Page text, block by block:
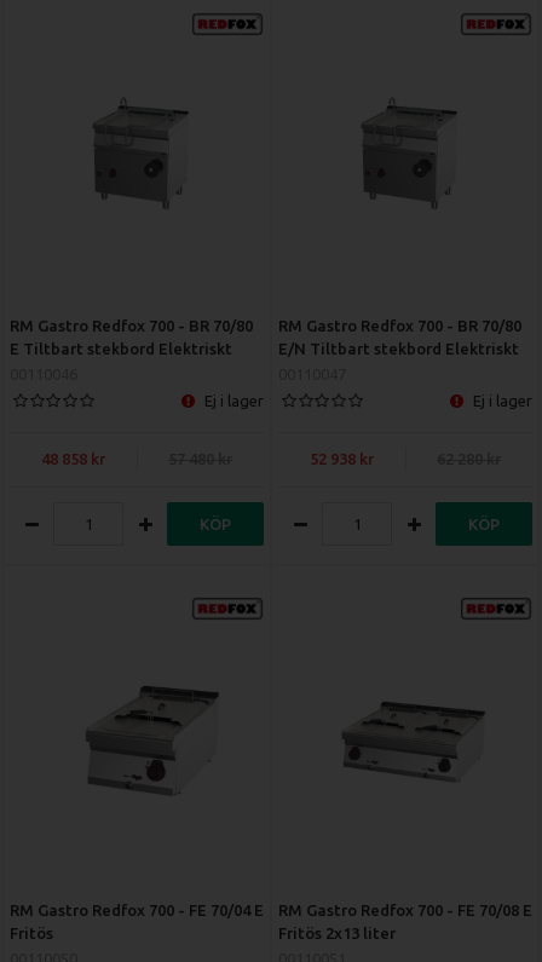
RM Gastro Redfox 700 - BR 70/80
E Tiltbart stekbord Elektriskt
Ej i lager
48 858
KÖP
RM Gastro Redfox 700 - BR 70/80
E/N Tiltbart stekbord Elektriskt
Ej i lager
52 938
KÖP
RM Gastro Redfox 700 - FE 70/04 E
Fritös
RM Gastro Redfox 700 - FE 70/08 E
Fritös 2x13 liter